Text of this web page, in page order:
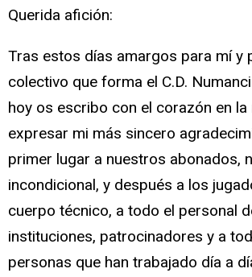
Querida afición:
Tras estos días amargos para mí y
colectivo que forma el C.D.
hoy os escribo con el corazón en la
expresar mi más sincero
primer lugar a nuestros abonados,
incondicional, y después a los
cuerpo técnico, a todo el personal
instituciones, patrocinadores y a
personas que han trabajado día a